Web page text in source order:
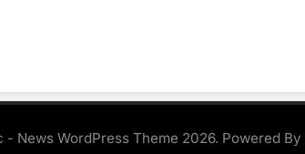
- News WordPress Theme 2026. Powered By